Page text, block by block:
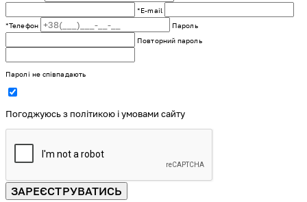
*E-mail
*Телефон
Пароль
Повторний пароль
Паролі не співпадають
Погоджуюсь з політикою і умовами сайту
ЗАРЕЄСТРУВАТИСЬ